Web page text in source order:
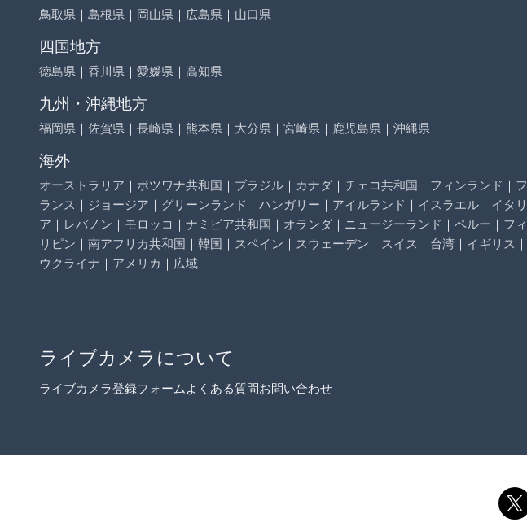
鳥取県 ｜ 島根県 ｜ 岡山県 ｜ 広島県 ｜ 山口県
四国地方
徳島県 ｜ 香川県 ｜ 愛媛県 ｜ 高知県
九州・沖縄地方
福岡県 ｜ 佐賀県 ｜ 長崎県 ｜ 熊本県 ｜ 大分県 ｜ 宮崎県 ｜ 鹿児島県 ｜ 沖縄県
海外
オーストラリア ｜ ボツワナ共和国 ｜ ブラジル ｜ カナダ ｜ チェコ共和国 ｜ フィンランド ｜ フ
ランス ｜ ジョージア ｜ グリーンランド ｜ ハンガリー ｜ アイルランド ｜ イスラエル ｜ イタリ
ア ｜ レバノン ｜ モロッコ ｜ ナミビア共和国 ｜ オランダ ｜ ニュージーランド ｜ ペルー ｜ フィ
リピン ｜ 南アフリカ共和国 ｜ 韓国 ｜ スペイン ｜ スウェーデン ｜ スイス ｜ 台湾 ｜ イギリス ｜
ウクライナ ｜ アメリカ ｜ 広域
ライブカメラについて
ライブカメラ登録フォームよくある質問お問い合わせ